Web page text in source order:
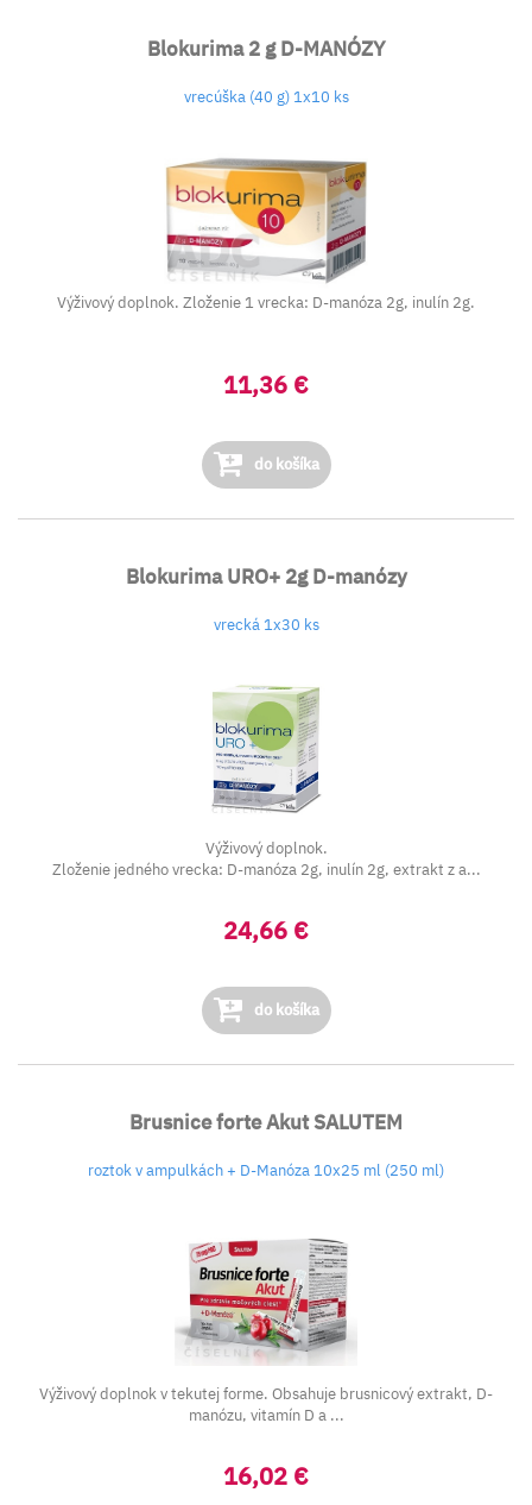
Blokurima 2 g D-MANÓZY
vrecúška (40 g) 1x10 ks
Výživový doplnok. Zloženie 1 vrecka: D-manóza 2g, inulín 2g.
11,36 €
do košíka
Blokurima URO+ 2g D-manózy
vrecká 1x30 ks
Výživový doplnok.
Zloženie jedného vrecka: D-manóza 2g, inulín 2g, extrakt z a...
24,66 €
do košíka
Brusnice forte Akut SALUTEM
roztok v ampulkách + D-Manóza 10x25 ml (250 ml)
Výživový doplnok v tekutej forme. Obsahuje brusnicový extrakt, D-
manózu, vitamín D a ...
16,02 €